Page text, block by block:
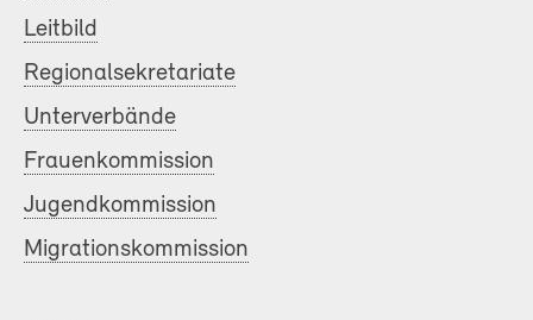
Leitbild
Regionalsekretariate
Unterverbände
Frauenkommission
Jugendkommission
Migrationskommission